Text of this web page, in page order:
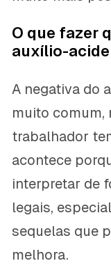
O que fazer
auxílio-
A negativa do
muito comum,
trabalhador
acontece
interpretar de
legais,
sequelas que
melhora.